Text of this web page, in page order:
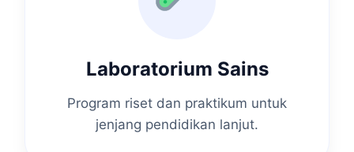
Laboratorium Sains
Program riset dan praktikum untuk
jenjang pendidikan lanjut.